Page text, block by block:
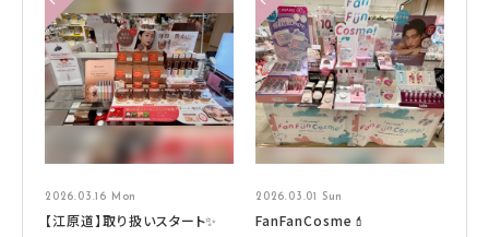
2026.03.16 Mon
【江原道】取り扱いスタート✨
2026.03.01 Sun
FanFanCosme💄